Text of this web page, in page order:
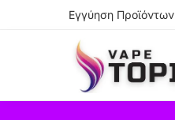
Εγγύηση Προϊόντων
Search